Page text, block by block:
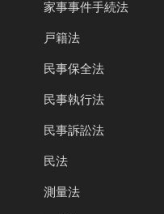
家事事件手続法
戸籍法
民事保全法
民事執行法
民事訴訟法
民法
測量法